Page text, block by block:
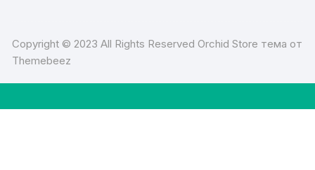
Copyright © 2023 All Rights Reserved Orchid Store тема от
Themebeez